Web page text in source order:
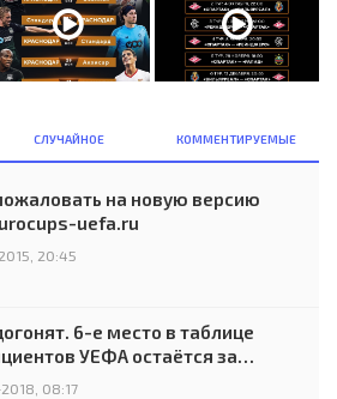
СЛУЧАЙНОЕ КОММЕНТИРУЕМЫЕ
на новую версию
uefa.ru
20:45
6-е место в таблице
УЕФА остаётся за
08:17